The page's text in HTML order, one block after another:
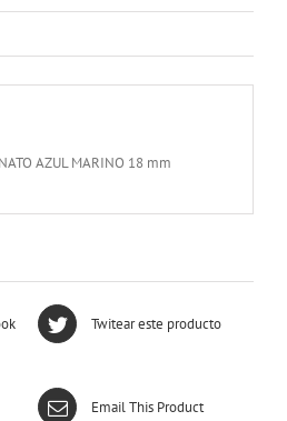
AZUL MARINO 18 mm
Twitear este producto
Email This Product